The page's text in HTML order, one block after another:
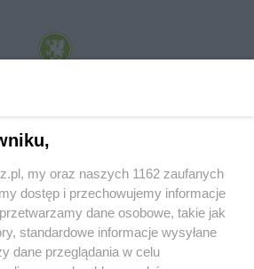
Sp. z o.o. Internetowy Serwis Informacyjny Miasta
my oraz naszych 1162 zaufanych
dostęp i przechowujemy informacje
dane osobowe, takie jak
standardowe informacje wysyłane
dane przeglądania w celu